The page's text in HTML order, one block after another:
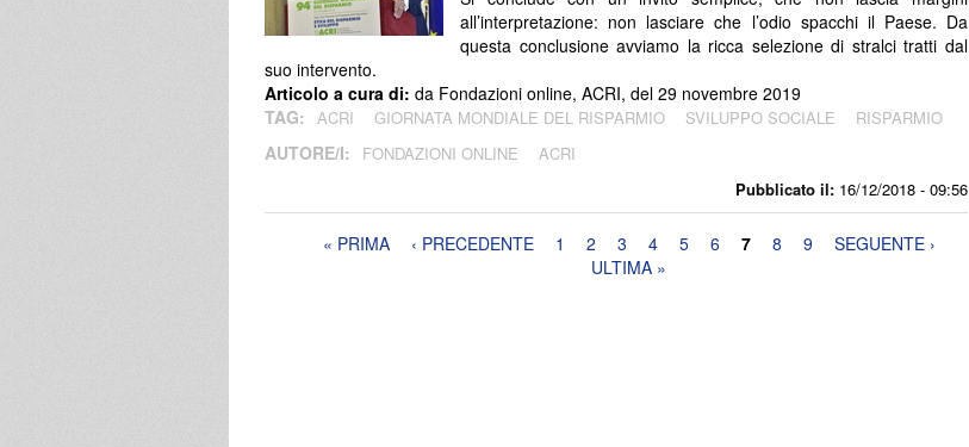
Pubblicato il: 16/12/2018 - 09:56
all’interpretazione: non lasciare che l’odio spacchi il Paese. Da
questa conclusione avviamo la ricca selezione di stralci tratti dal
suo intervento.
Articolo a cura di: da Fondazioni online, ACRI, del 29 novembre 2019
TAG:
ACRI GIORNATA MONDIALE DEL RISPARMIO SVILUPPO SOCIALE RISPARMIO
AUTORE/I: FONDAZIONI ONLINE ACRI
Pagine« PRIMA ‹ PRECEDENTE 1 2 3 4 5 6 7 8 9
SEGUENTE ›
ULTIMA »